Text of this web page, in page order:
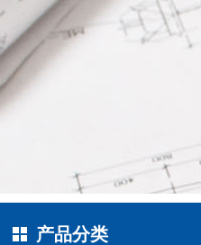
产品分类